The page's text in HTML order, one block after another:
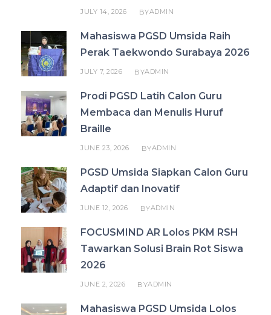
JULY 14, 2026 BYADMIN
Mahasiswa PGSD Umsida Raih
Perak Taekwondo Surabaya 2026
JULY 7, 2026 BYADMIN
Prodi PGSD Latih Calon Guru
Membaca dan Menulis Huruf
Braille
JUNE 23, 2026 BYADMIN
PGSD Umsida Siapkan Calon Guru
Adaptif dan Inovatif
JUNE 12, 2026 BYADMIN
FOCUSMIND AR Lolos PKM RSH
Tawarkan Solusi Brain Rot Siswa
2026
JUNE 2, 2026 BYADMIN
Mahasiswa PGSD Umsida Lolos